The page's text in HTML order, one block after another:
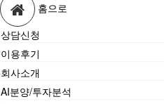
홈으로
상담신청
이용후기
회사소개
AI분양/투자분석